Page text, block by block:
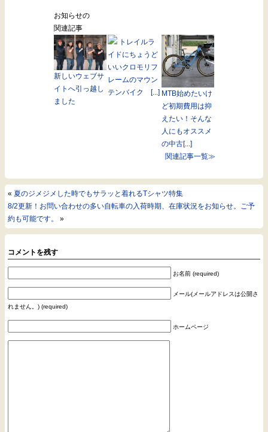
お知らせの
関連記事
新しいウェブサ
イトへ引っ越し
ました
トレイルラ
イドにちょうど
いいクロモリフ
レームのマウン
テンバイク [...] MTB始めたいけ
ど初期費用は抑
えたい！そんな
人にもオススメ
の中古[...]
関連記事一覧≫
« 夏のジメジメした時でもサラッと着れるTシャツ特集
8/2更新！お問い合わせの多い自転車の入荷時期、在庫状況をお知らせ。ご予
約も可能です。
»
コメントを残す
お名前 (required)
メール(メールアドレスは公開さ
れません。) (required)
ホームページ